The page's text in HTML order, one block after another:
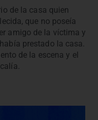
de la casa quien
que no poseía
amigo de la víctima y
prestado la casa.
de la escena y el